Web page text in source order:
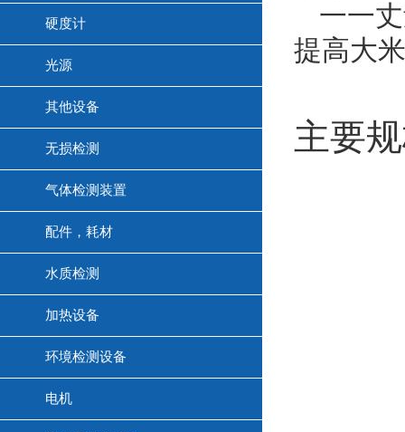
硬度计
光源
其他设备
无损检测
气体检测装置
配件，耗材
水质检测
加热设备
环境检测设备
电机
一一
提高大
主要